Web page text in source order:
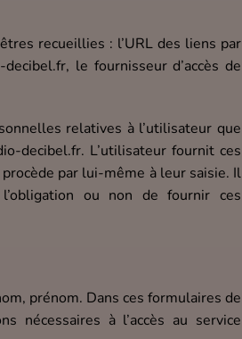
recueillies : l’URL des liens par
le fournisseur d’accès de
relatives à l’utilisateur que
decibel.fr. L’utilisateur fournit ces
par lui-même à leur saisie. Il
ou non de fournir ces
prénom. Dans ces formulaires de
nécessaires à l’accès au service